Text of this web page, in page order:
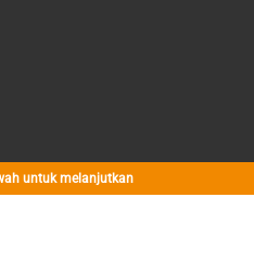
untuk melanjutkan